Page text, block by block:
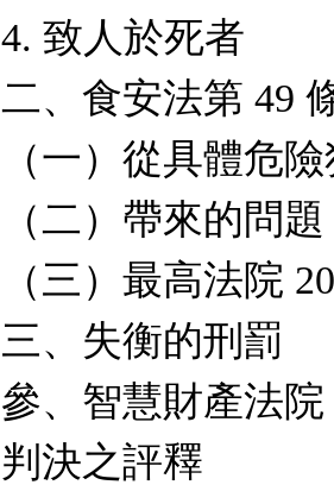
4. 致人於死者
二、食安法第 49
（一）從具體危
（二）帶來的問題
（三）最高法院
三、失衡的刑罰
參、智慧財產法
判決之評釋